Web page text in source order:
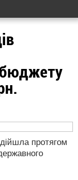
протягом